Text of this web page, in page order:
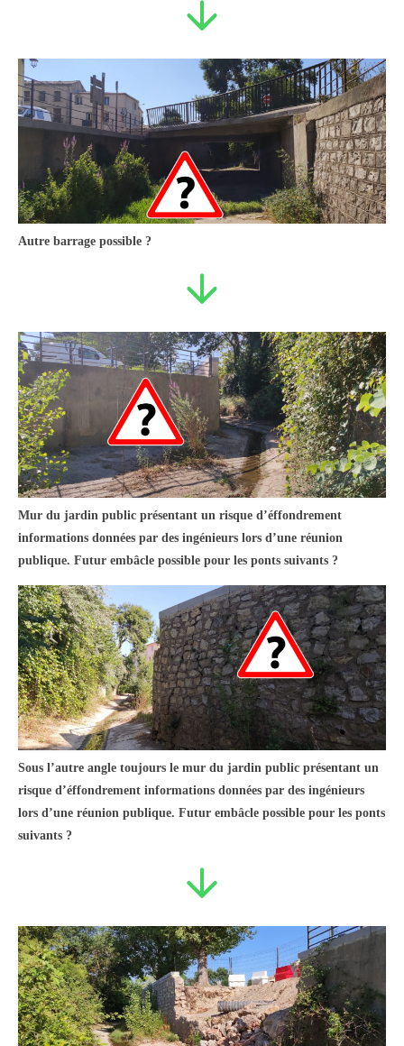
Autre barrage possible ?
Mur du jardin public présentant un risque d’éffondrement
informations données par des ingénieurs lors d’une réunion
publique. Futur embâcle possible pour les ponts suivants ?
Sous l’autre angle toujours le mur du jardin public présentant un
risque d’éffondrement informations données par des ingénieurs
lors d’une réunion publique. Futur embâcle possible pour les ponts
suivants ?